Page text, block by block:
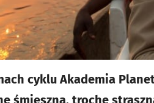
cyklu Akademia
śmieszna, trochę